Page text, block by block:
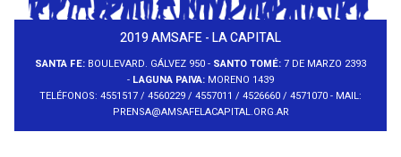
2019 AMSAFE - LA CAPITAL
SANTA FE: BOULEVARD. GÁLVEZ 950 - SANTO TOMÉ:7 DE MARZO 2393
- LAGUNA PAIVA: MORENO 1439
TELÉFONOS: 4551517 / 4560229 / 4557011 / 4526660 / 4571070 - MAIL:
PRENSA@AMSAFELACAPITAL.ORG.AR